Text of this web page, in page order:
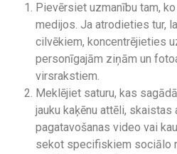
Pievērsiet uzmanību tam,
medijos. Ja atrodieties tur,
cilvēkiem, koncentrējieties
personīgajām ziņām un
virsrakstiem.
Meklējiet saturu, kas
jauku kaķēnu attēli, skaistas
pagatavošanas video vai
sekot specifiskiem sociālo